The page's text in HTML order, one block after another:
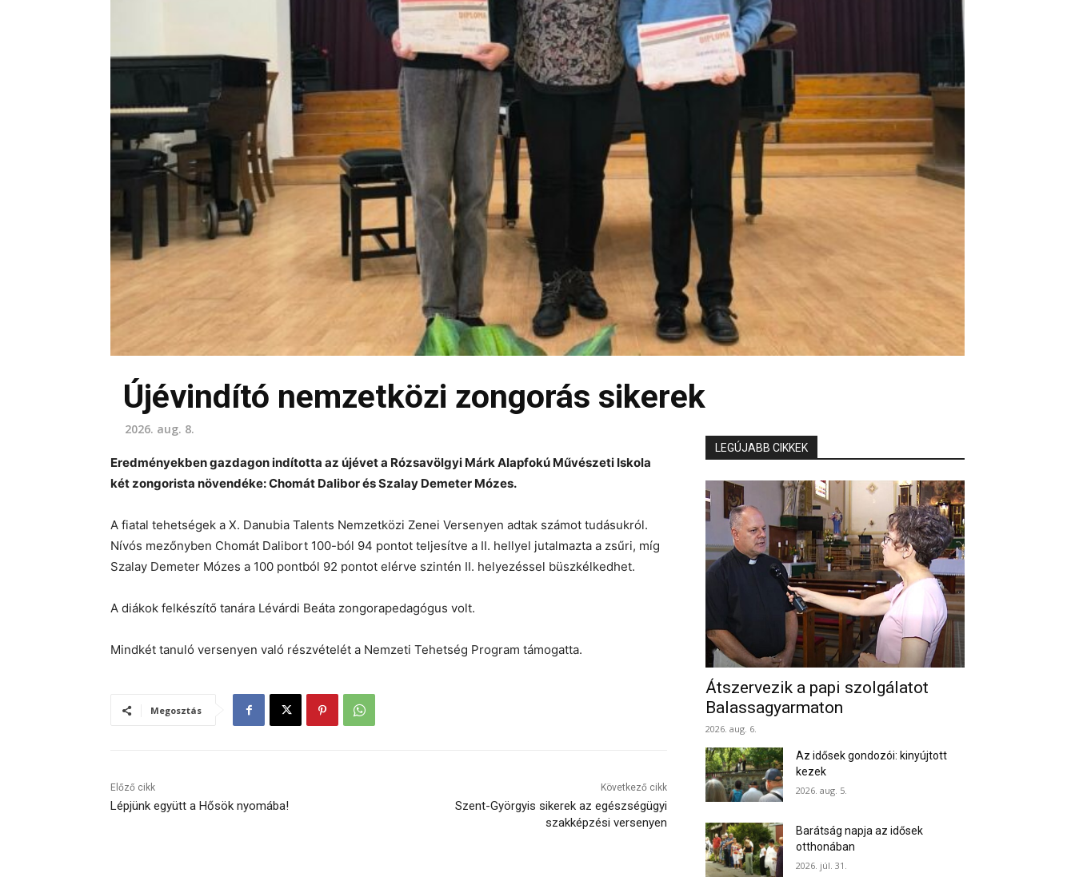
Újévindító nemzetközi zongorás sikerek
2026. aug. 8.
Eredményekben gazdagon indította az újévet a Rózsavölgyi Márk Alapfokú Művészeti Iskola
két zongorista növendéke: Chomát Dalibor és Szalay Demeter Mózes.
A fiatal tehetségek a X. Danubia Talents Nemzetközi Zenei Versenyen adtak számot tudásukról.
Nívós mezőnyben Chomát Dalibort 100-ból 94 pontot teljesítve a II. hellyel jutalmazta a zsűri, míg
Szalay Demeter Mózes a 100 pontból 92 pontot elérve szintén II. helyezéssel büszkélkedhet.
A diákok felkészítő tanára Lévárdi Beáta zongorapedagógus volt.
Mindkét tanuló versenyen való részvételét a Nemzeti Tehetség Program támogatta.
Megosztás
Előző cikk
Lépjünk együtt a Hősök nyomába!
Következő cikk
Szent-Györgyis sikerek az egészségügyi
szakképzési versenyen
LEGÚJABB CIKKEK
Átszervezik a papi szolgálatot
Balassagyarmaton
2026. aug. 6.
Az idősek gondozói: kinyújtott
kezek
2026. aug. 5.
Barátság napja az idősek
otthonában
2026. júl. 31.